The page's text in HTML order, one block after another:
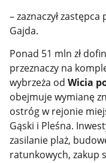
– zaznaczył
Gajda.
Ponad 51 mln zł
przeznaczy na
wybrzeża odWicia
obejmuje wymianę
ostróg w rejonie
Gąski i Pleśna.
zasilanie plaż,
ratunkowych, zakup